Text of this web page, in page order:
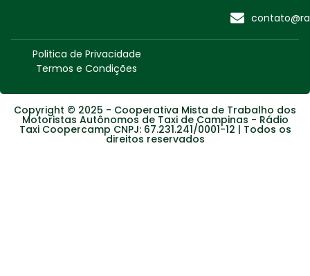
Politica de Privacidade
Termos e Condições
Copyright © 2025 - Cooperativa Mista de Trabalho dos
Motoristas Autônomos de Taxi de Campinas - Rádio
Taxi Coopercamp CNPJ: 67.231.241/0001-12 | Todos os
direitos reservados